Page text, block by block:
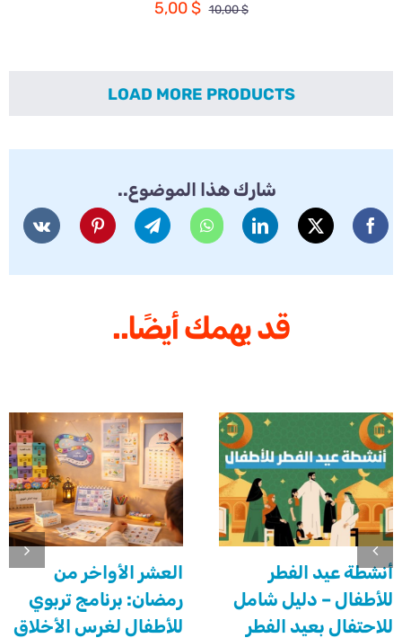
10,00$
السعر
10,00 $.
5,00$
5,00 $.
LOAD MORE PRODUCTS
شارك هذا الموضوع..
قد يهمك أيضًا..
أنشطة عيد الفطر
للأطفال – دليل شامل
للاحتفال بعيد الفطر
العشر الأواخر من
رمضان: برنامج تربوي
للأطفال لغرس الأخلاق